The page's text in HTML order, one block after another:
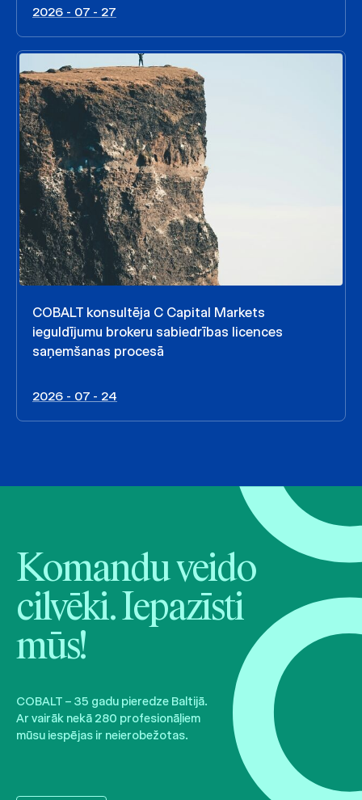
2026 - 07 - 27
COBALT konsultēja C Capital Markets
ieguldījumu brokeru sabiedrības licences
saņemšanas procesā
2026 - 07 - 24
Komandu veido
cilvēki. Iepazīsti
mūs!
COBALT – 35 gadu pieredze Baltijā.
Ar vairāk nekā 280 profesionāļiem
mūsu iespējas ir neierobežotas.